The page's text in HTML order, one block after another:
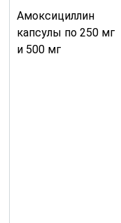
Амоксициллин
капсулы по 250 мг
и 500 мг